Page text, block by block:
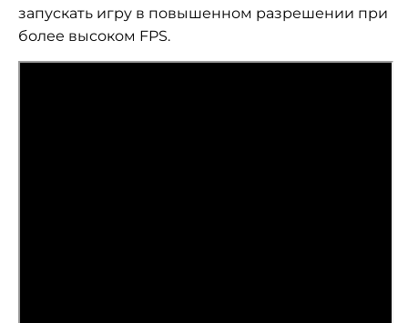
запускать игру в повышенном разрешении при
более высоком FPS.